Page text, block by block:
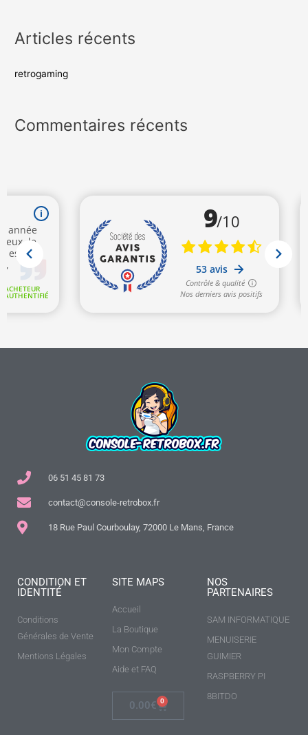
Articles récents
retrogaming
Commentaires récents
06 51 45 81 73
contact@console-retrobox.fr
18 Rue Paul Courboulay, 72000 Le Mans, France
CONDITION ET
IDENTITÉ
Conditions
Générales de Vente
Mentions Légales
SITE MAPS
Accueil
La Boutique
Mon Compte
Aide et FAQ
0.00€ 0
NOS
PARTENAIRES
SAM INFORMATIQUE
MENUISERIE
GUIMIER
RASPBERRY PI
8BITDO